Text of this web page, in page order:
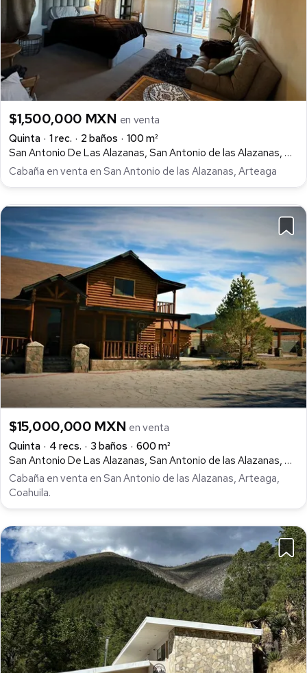
$1,500,000 MXN en venta
Quinta
1 rec. 2 baños
100 m²
San Antonio De Las Alazanas, San Antonio de las Alazanas, Arteaga
Cabaña en venta en San Antonio de las Alazanas, Arteaga
$15,000,000 MXN en venta
Quinta
4 recs. 3 baños
600 m²
San Antonio De Las Alazanas, San Antonio de las Alazanas, Arteaga
Cabaña en venta en San Antonio de las Alazanas, Arteaga,
Coahuila.